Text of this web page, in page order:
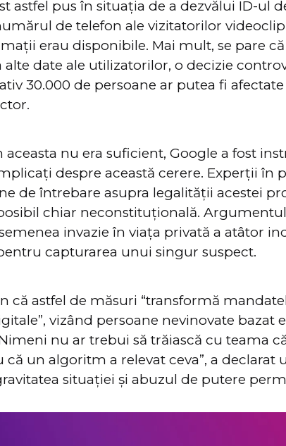
astfel pus în situația de a dezvălui ID-ul
de telefon ale vizitatorilor
erau disponibile. Mai mult, se pare
alte date ale utilizatorilor, o decizie
30.000 de persoane ar putea fi
aceasta nu era suficient, Google a fost
despre această cerere. Experții în
de întrebare asupra legalității acestei
chiar neconstituțională.
invazie în viața privată a atâtor
capturarea unui singur suspect.
că astfel de măsuri “transformă
vizând persoane nevinovate bazat
nu ar trebui să trăiască cu teama
că un algoritm a relevat ceva”, a declarat
situației și abuzul de putere